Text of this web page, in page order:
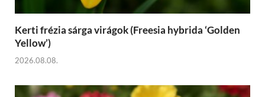
Kerti frézia sárga virágok (Freesia hybrida ‘Golden
Yellow’)
2026.08.08.